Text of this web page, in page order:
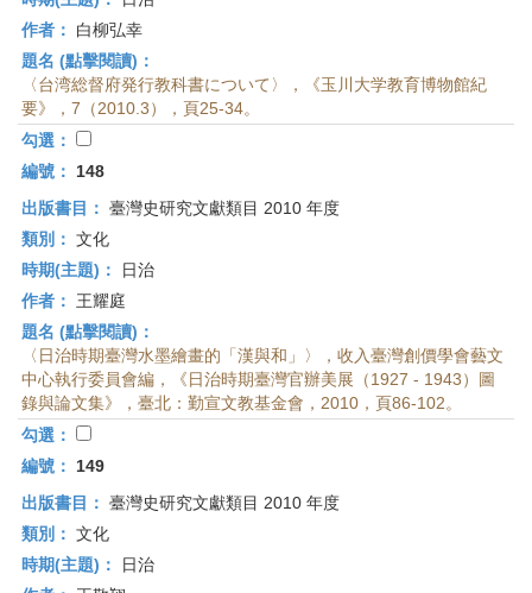
作者：
白柳弘幸
題名 (點擊閱讀)：
〈台湾総督府発行教科書について〉，《玉川大学教育博物館紀
要》，7（2010.3），頁25-34。
勾選：
編號：
148
出版書目： 臺灣史研究文獻類目 2010 年度
類別： 文化
時期(主題)：
日治
作者：
王耀庭
題名 (點擊閱讀)：
〈日治時期臺灣水墨繪畫的「漢與和」〉，收入臺灣創價學會藝文
中心執行委員會編，《日治時期臺灣官辦美展（1927 - 1943）圖
錄與論文集》，臺北：勤宣文教基金會，2010，頁86-102。
勾選：
編號：
149
出版書目： 臺灣史研究文獻類目 2010 年度
類別： 文化
時期(主題)：
日治